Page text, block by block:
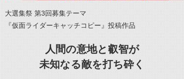
大選集祭 第3回募集テーマ
『仮面ライダーキャッチコピー』投稿作品
人間の意地と叡智が
未知なる敵を打ち砕く